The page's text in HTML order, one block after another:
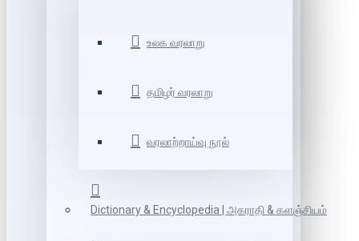
உலக வரலாறு
தமிழர் வரலாறு
வரலாற்றாய்வு நூல்
Dictionary & Encyclopedia | அகராதி & களஞ்சியம்